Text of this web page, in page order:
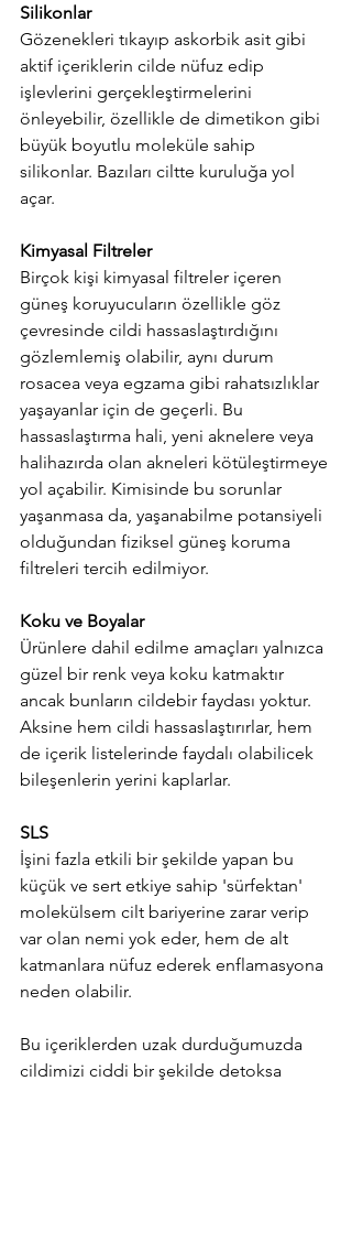
Silikonlar
Gözenekleri tıkayıp askorbik asit gibi
aktif içeriklerin cilde nüfuz edip
işlevlerini gerçekleştirmelerini
önleyebilir, özellikle de dimetikon gibi
büyük boyutlu moleküle sahip
silikonlar. Bazıları ciltte kuruluğa yol
açar.
Kimyasal Filtreler
Birçok kişi kimyasal filtreler içeren
güneş koruyucuların özellikle göz
çevresinde cildi hassaslaştırdığını
gözlemlemiş olabilir, aynı durum
rosacea veya egzama gibi rahatsızlıklar
yaşayanlar için de geçerli. Bu
hassaslaştırma hali, yeni aknelere veya
halihazırda olan akneleri kötüleştirmeye
yol açabilir. Kimisinde bu sorunlar
yaşanmasa da, yaşanabilme potansiyeli
olduğundan fiziksel güneş koruma
filtreleri tercih edilmiyor.
Koku ve Boyalar
Ürünlere dahil edilme amaçları yalnızca
güzel bir renk veya koku katmaktır
ancak bunların cildebir faydası yoktur.
Aksine hem cildi hassaslaştırırlar, hem
de içerik listelerinde faydalı olabilicek
bileşenlerin yerini kaplarlar.
SLS
İşini fazla etkili bir şekilde yapan bu
küçük ve sert etkiye sahip 'sürfektan'
molekülsem cilt bariyerine zarar verip
var olan nemi yok eder, hem de alt
katmanlara nüfuz ederek enflamasyona
neden olabilir.
Bu içeriklerden uzak durduğumuzda
cildimizi ciddi bir şekilde detoksa